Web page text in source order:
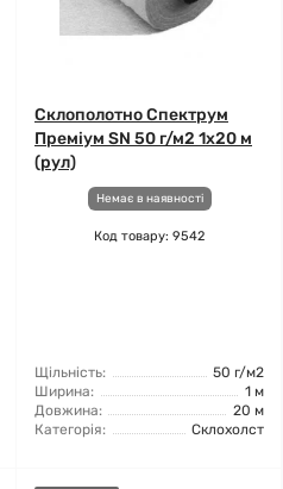
Склополотно Спектрум
Преміум SN 50 г/м2 1x20 м
(рул)
Немає в наявності
Код товару: 9542
Щільність:
50 г/м2
Ширина:
1 м
Довжина:
20 м
Категорія:
Склохолст